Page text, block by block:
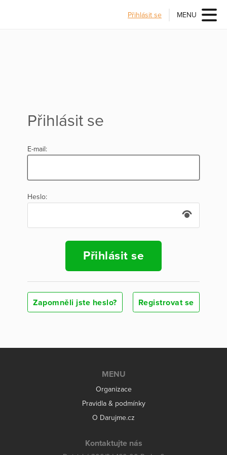
Přihlásit se MENU
Přihlásit se
E-mail:
Heslo:
Přihlásit se
Zapomněli jste heslo? Registrovat se
MENU
Organizace
Pravidla & podmínky
O Darujme.cz
Kontaktujte nás